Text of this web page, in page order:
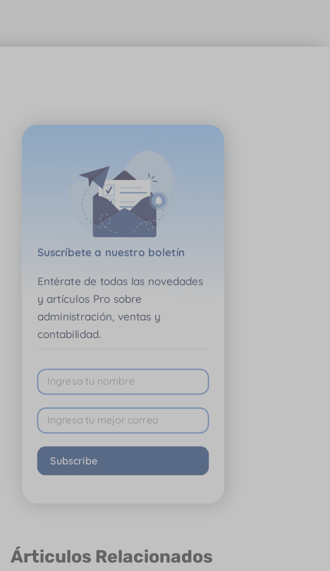
Suscríbete a nuestro boletín
Entérate de todas las novedades
y artículos Pro sobre
administración, ventas y
contabilidad.
Subscribe
Árticulos Relacionados